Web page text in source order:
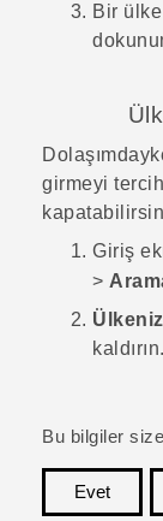
Bir
girmeyi
Giriş
>
kaldırın.
Bu bilgiler
Evet